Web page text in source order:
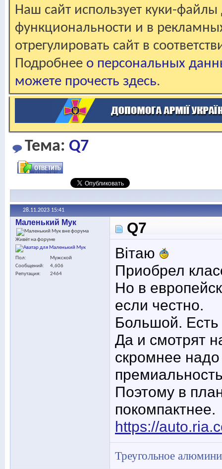
Наш сайт использует куки-файлы
функциональности и в
отрегулировать сайт в
Подробнее о персональных
можете прочесть здесь.
Тема: Q7
28.11.2023 15:41
Маленький Мук
Живёт на форуме
Пол
Мужской
Сообщений
4,606
Репутация
2464
Q7
Вітаю
Приобрел
Но в
если честно.
Большой. Есть
Да и смотрят
скромнее
Поэтому в
покомпактнее.
https://
Треугольное